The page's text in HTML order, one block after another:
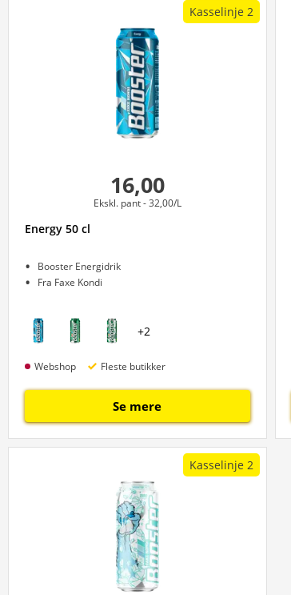
Kasselinje 2
16,00
Ekskl. pant- 32,00/L
Energy 50 cl
Booster Energidrik
Fra Faxe Kondi
+2
Webshop Fleste butikker
Se mere
Kasselinje 2